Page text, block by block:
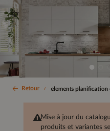
Retour elements planification
Mise à jour du
produits et variantes